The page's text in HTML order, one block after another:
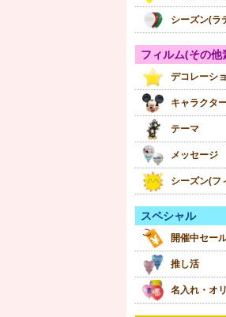
シーズン(ラ
フィルム(その
デコレーシ
キャラクタ
テーマ
メッセージ
シーズン(フ
スペシャル
開催中セー
推し活
名入れ・オ